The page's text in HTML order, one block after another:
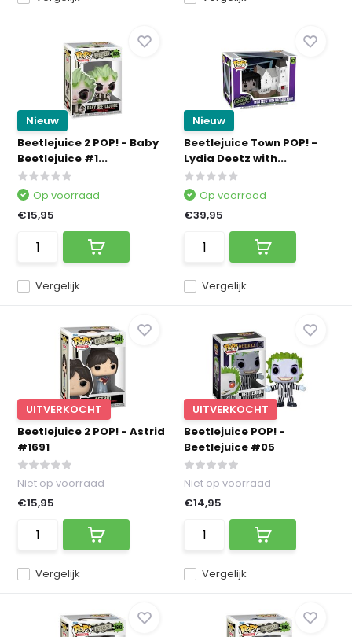
Nieuw
Beetlejuice 2 POP! - Baby
Beetlejuice #1...
Vergelijk
Op voorraad
€15,95
Nieuw
Beetlejuice Town POP! -
Lydia Deetz with...
Vergelijk
Op voorraad
€39,95
UITVERKOCHT
Beetlejuice 2 POP! - Astrid
#1691
Vergelijk
Niet op voorraad
€15,95
UITVERKOCHT
Beetlejuice POP! -
Beetlejuice #05
Vergelijk
Niet op voorraad
€14,95